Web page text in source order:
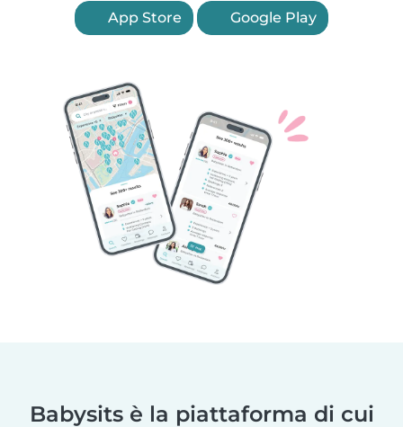
App Store Google Play
Babysits è la piattaforma di cui